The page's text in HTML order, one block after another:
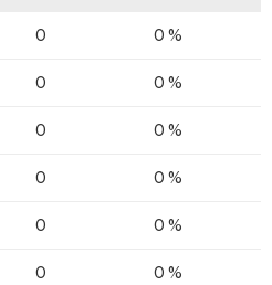
0 0 %
0 0 %
0 0 %
0 0 %
0 0 %
0 0 %